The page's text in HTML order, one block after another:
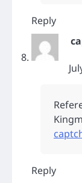
Reply
Reply